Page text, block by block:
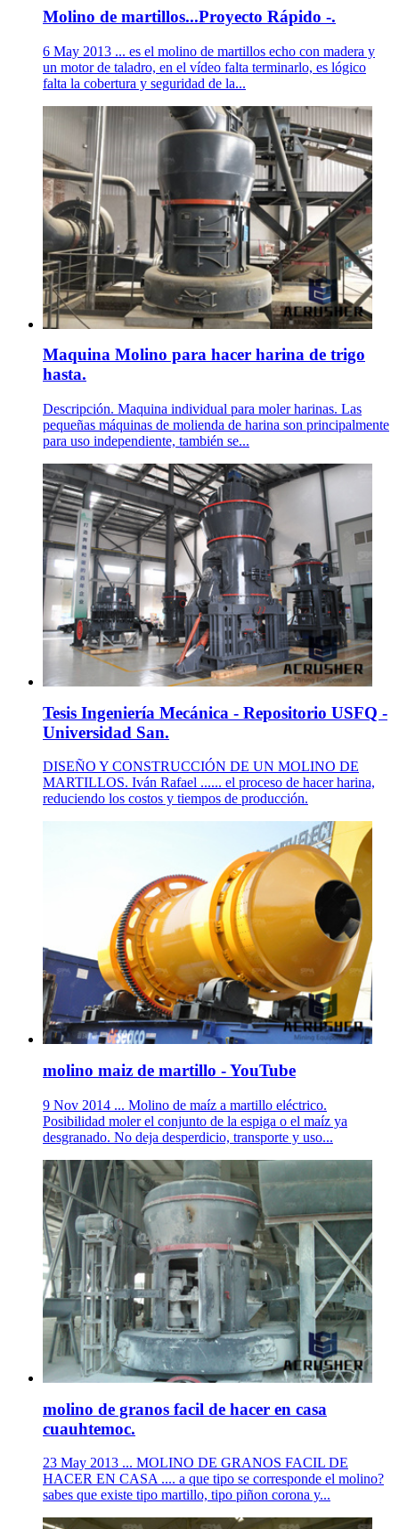
Molino de martillos...Proyecto Rápido -.
6 May 2013 ... es el molino de martillos echo con madera y
un motor de taladro, en el vídeo falta terminarlo, es lógico
falta la cobertura y seguridad de la...
Maquina Molino para hacer harina de trigo
hasta.
Descripción. Maquina individual para moler harinas. Las
pequeñas máquinas de molienda de harina son principalmente
para uso independiente, también se...
Tesis Ingeniería Mecánica - Repositorio USFQ -
Universidad San.
DISEÑO Y CONSTRUCCIÓN DE UN MOLINO DE
MARTILLOS. Iván Rafael ...... el proceso de hacer harina,
reduciendo los costos y tiempos de producción.
molino maiz de martillo - YouTube
9 Nov 2014 ... Molino de maíz a martillo eléctrico.
Posibilidad moler el conjunto de la espiga o el maíz ya
desgranado. No deja desperdicio, transporte y uso...
molino de granos facil de hacer en casa
cuauhtemoc.
23 May 2013 ... MOLINO DE GRANOS FACIL DE
HACER EN CASA .... a que tipo se corresponde el molino?
sabes que existe tipo martillo, tipo piñon corona y...